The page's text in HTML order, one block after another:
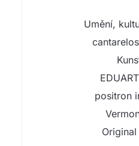
Umění,
positron